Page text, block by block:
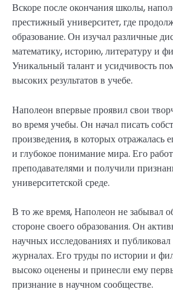
Вскоре после окончания школы,
престижный университет, где
образование. Он изучал различные
математику, историю, литературу и
Уникальный талант и усидчивость
высоких результатов в учебе.
Наполеон впервые проявил свои
во время учебы. Он начал писать
произведения, в которых отражалась
и глубокое понимание мира. Его
преподавателями и получили
университетской среде.
В то же время, Наполеон не забывал
стороне своего образования. Он
научных исследованиях и
журналах. Его труды по истории и
высоко оценены и принесли ему
признание в научном сообществе.